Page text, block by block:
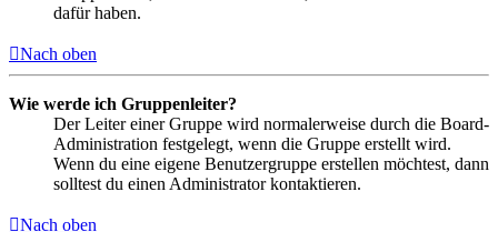
dafür haben.
Nach oben
Wie werde ich Gruppenleiter?
Der Leiter einer Gruppe wird normalerweise durch die Board-
Administration festgelegt, wenn die Gruppe erstellt wird.
Wenn du eine eigene Benutzergruppe erstellen möchtest, dann
solltest du einen Administrator kontaktieren.
Nach oben